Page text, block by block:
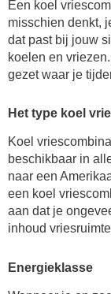
Een koel
misschien denkt,
dat past bij jouw
koelen en
gezet waar je
Het type koel
Koel
beschikbaar in
naar een
een koel
aan dat je
inhoud
Energieklasse